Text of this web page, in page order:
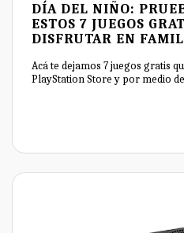
DÍA DEL NIÑO:
ESTOS 7 JUEGOS
DISFRUTAR EN
Acá te dejamos 7 juegos gratis
PlayStation Store y por medio